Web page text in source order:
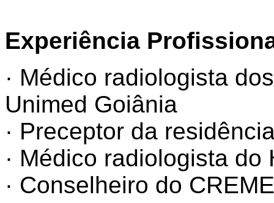
Experiência
· Médico radiologista
Unimed Goiânia
· Preceptor da
· Médico radiologista do
· Conselheiro do